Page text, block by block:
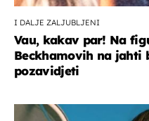
I DALJE ZALJUBLJENI
Vau, kakav par! Na
Beckhamovih na
pozavidjeti